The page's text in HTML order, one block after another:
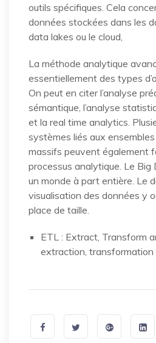
outils spécifiques. Cela
données stockées dans les
data lakes ou le cloud,
La méthode analytique
essentiellement des types
On peut en citer l’analyse
sémantique, l’analyse
et la real time analytics.
systèmes liés aux
massifs peuvent également
processus analytique. Le
un monde à part entière. Le
visualisation des données y
place de taille.
ETL : Extract, Transform
extraction,